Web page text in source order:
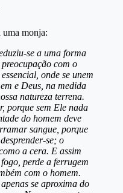
uma monja:
se a uma forma
com o
onde se unem
e Deus, na medida
natureza terrena.
porque sem Ele nada
do homem deve
sangue, porque
se; o
a cera. E assim
perde a ferrugem
com o homem.
se aproxima do